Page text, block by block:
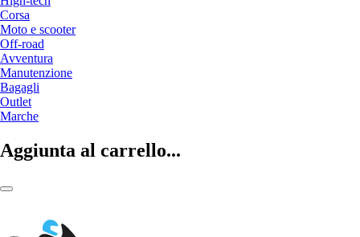
Corsa
Moto e scooter
Off-road
Avventura
Manutenzione
Bagagli
Outlet
Marche
Aggiunta al carrello...